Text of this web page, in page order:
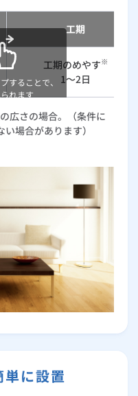
切り替えについて
る理由
流れ
介
始の申込
止の申込
申込み
ク」
ぴこ
トップ
き
コラム
企業情報
工期
工期のめやす※
1～2日
することで、
れます
広さの場合。（条件に
場合があります）
に設置